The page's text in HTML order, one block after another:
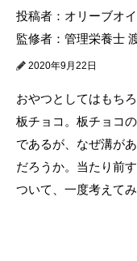
投稿者：オリーブオ
監修者：管理栄養士
2020年9月22日
おやつとしてはもち
板チョコ。板チョコ
であるが、なぜ溝が
だろうか。当たり前
ついて、一度考えてみ